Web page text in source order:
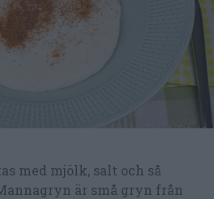
med mjölk, salt och så
är små gryn från